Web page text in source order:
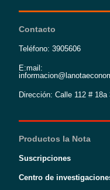
Contacto
Teléfono: 3905606
E:mail:
Dirección: Calle 112 #
Productos la Nota
Suscripciones
Centro de